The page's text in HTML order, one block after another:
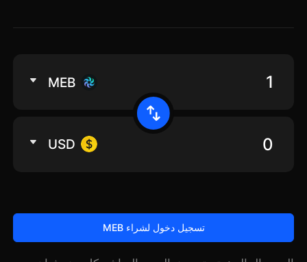
MEB
USD
تسجيل دخول لشراء MEB